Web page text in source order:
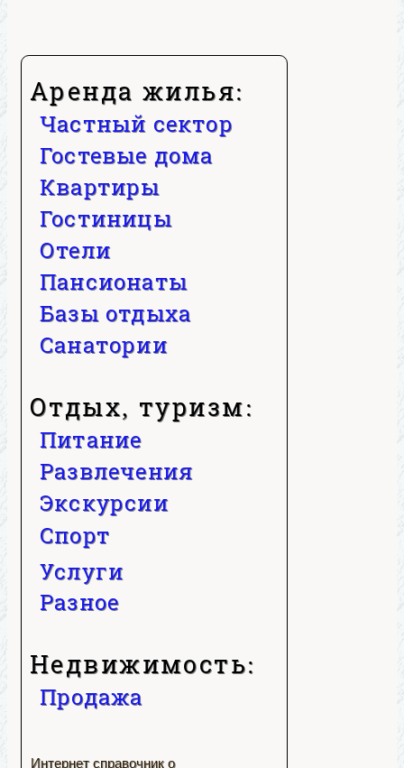
Аренда жилья:
Частный сектор
Гостевые дома
Квартиры
Гостиницы
Отели
Пансионаты
Базы отдыха
Санатории
Отдых, туризм:
Питание
Развлечения
Экскурсии
Спорт
Услуги
Разное
Недвижимость:
Продажа
Интернет справочник о